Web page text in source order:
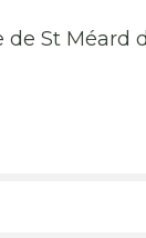
St Méard